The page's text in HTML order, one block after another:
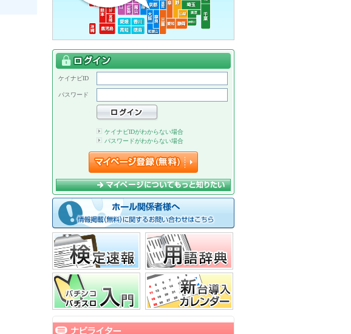
ケイナビID
パスワード
ケイナビIDがわからない場合
パスワードがわからない場合